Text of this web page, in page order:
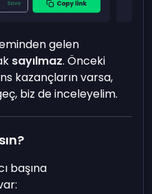
gelen
sayılmaz. Önceki
kazançların varsa,
biz de inceleyelim.
başına